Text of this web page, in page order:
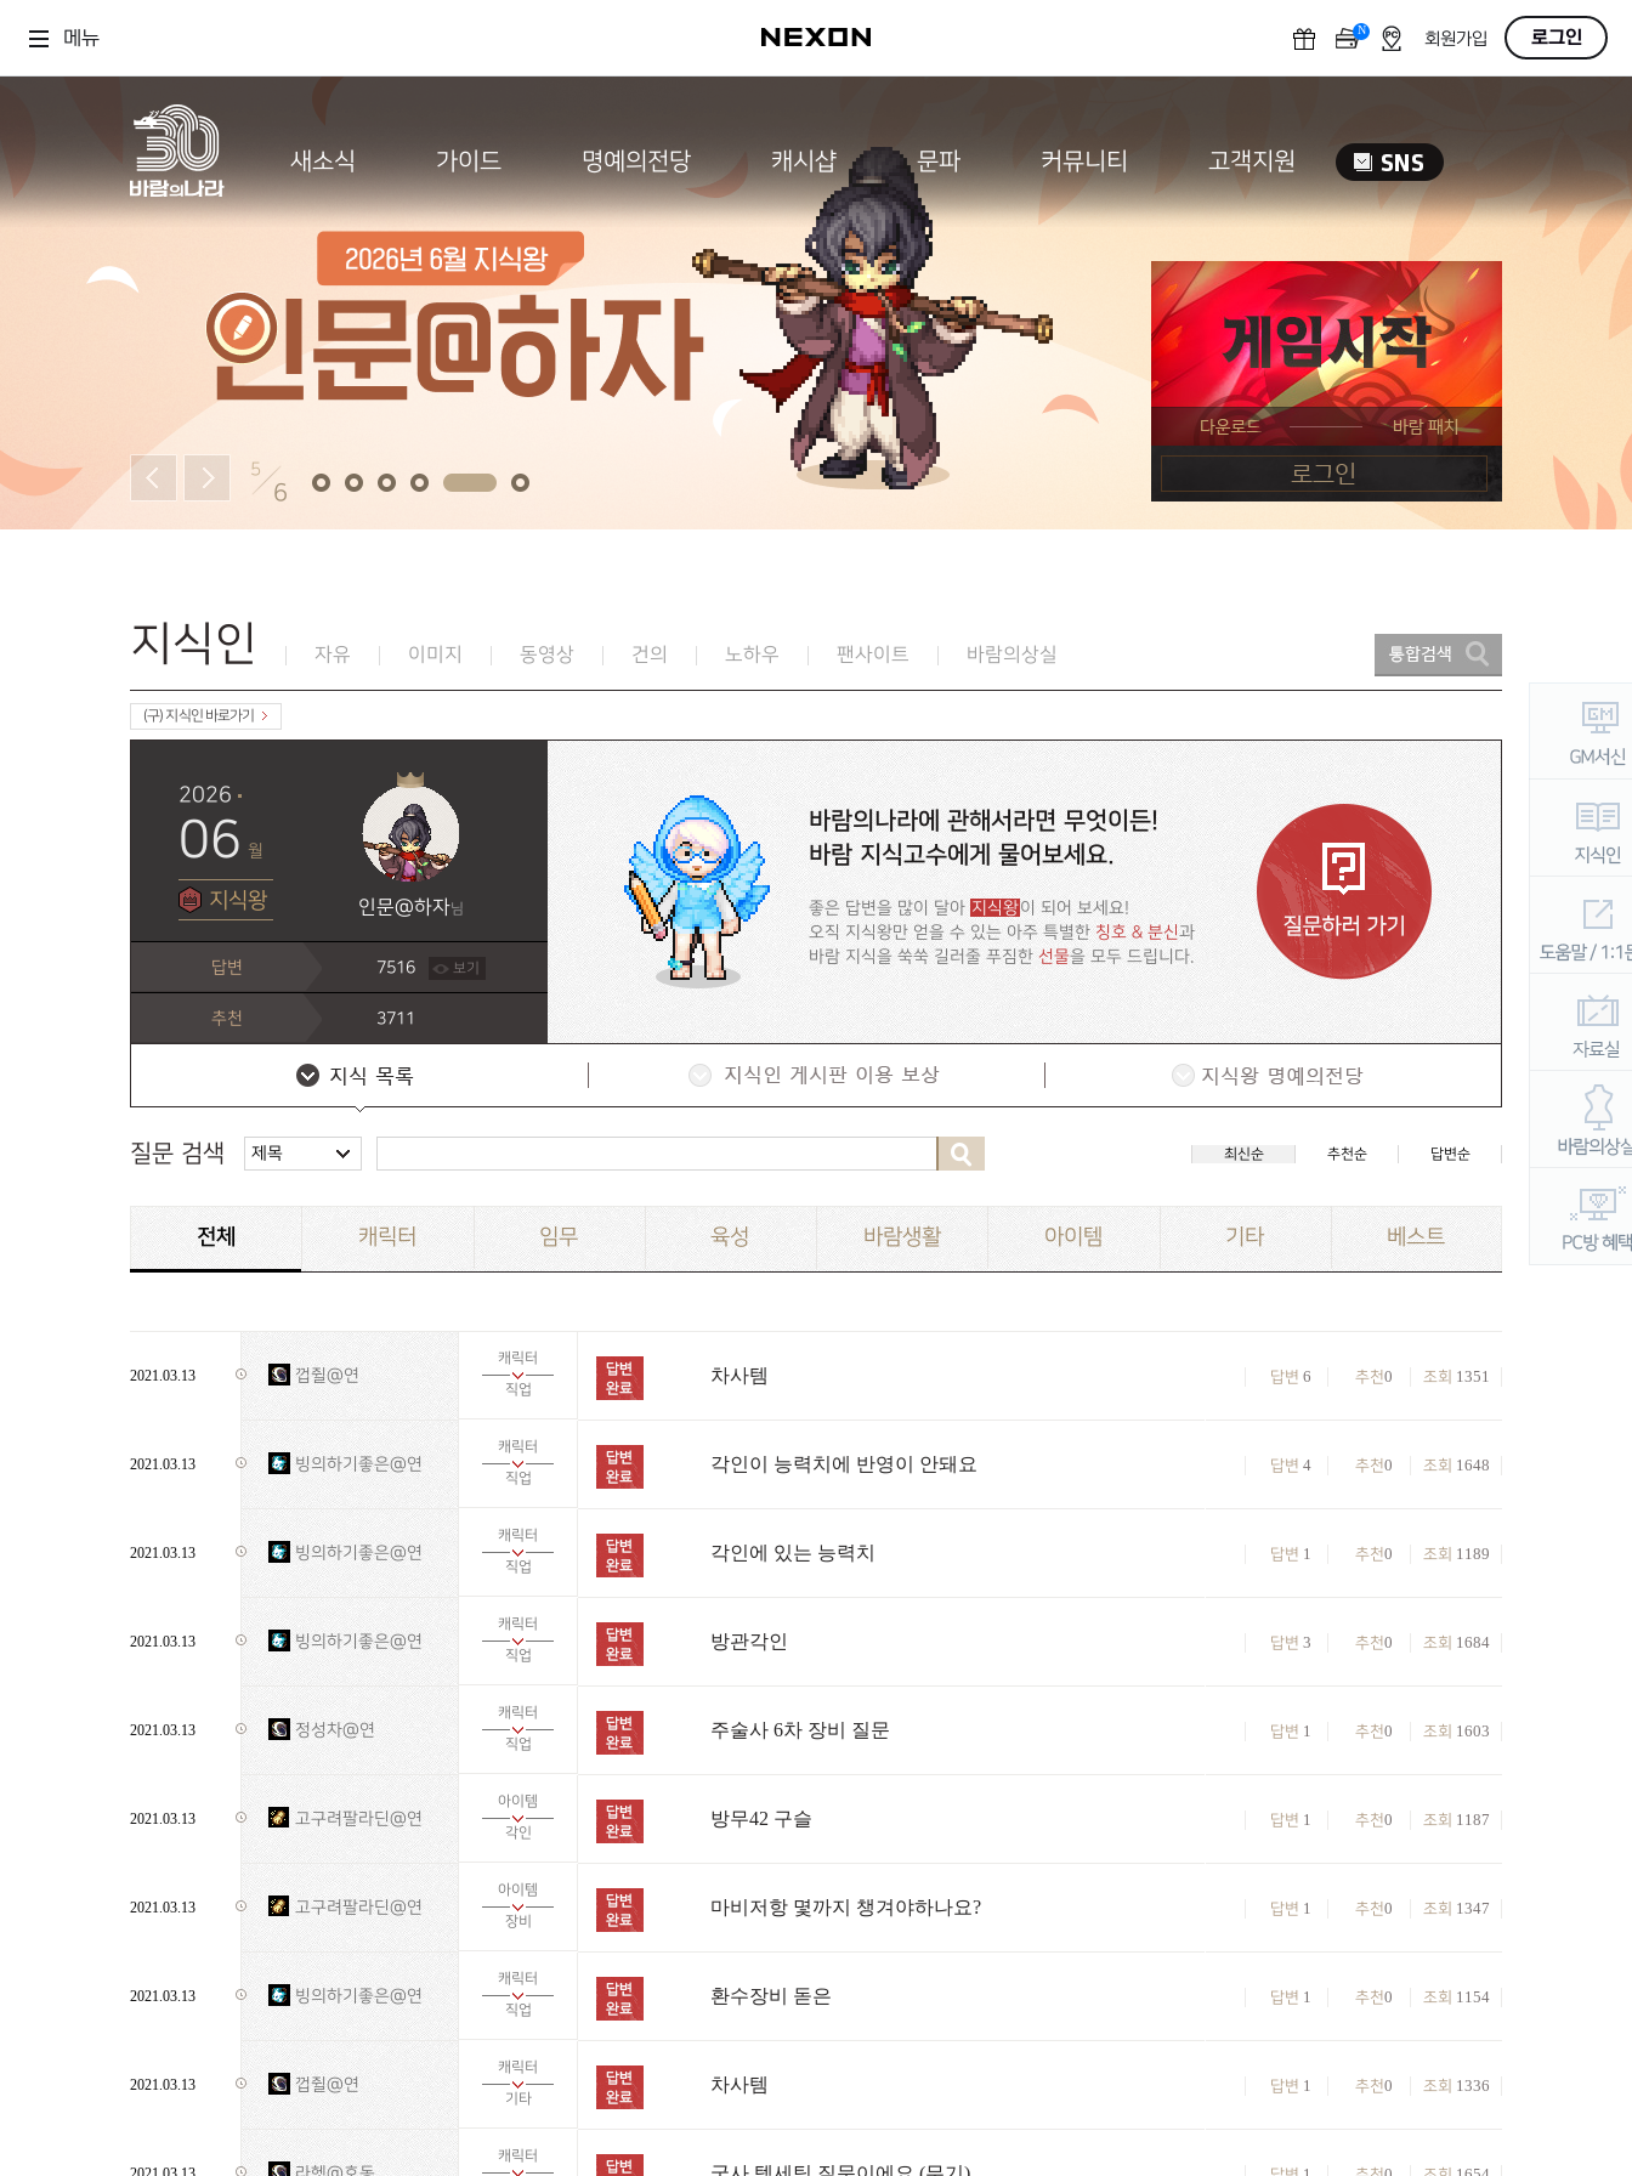
메뉴 N OFF회원가입 로그인
새소식 가이드 명예의전당 캐시샵 문파 커뮤니티 고객지원
5
6
지식인 자유 이미지 동영상 건의 노하우 팬사이트 바람의상실
(구) 지식인 바로가기
2026
06 월
지식왕 인문@하자님
답변 7516 보기
추천 3711
바람의나라에 관해서라면 무엇이든!
바람 지식고수에게 물어보세요.
좋은 답변을 많이 달아 지식왕이 되어 보세요!
오직 지식왕만 얻을 수 있는 아주 특별한칭호 & 분신과
바람 지식을 쑥쑥 길러줄 푸짐한선물을 모두 드립니다.
질문 검색 제목 최신순 추천순 답변순
전체 캐릭터 임무 육성 바람생활 아이템 기타 베스트
2021.03.13 껍쥘@연
캐릭터
직업
차사템 조회 1351
추천0
답변 6
2021.03.13 빙의하기좋은@연
캐릭터
직업
각인이 능력치에 반영이 안돼요 조회 1648
추천0
답변 4
2021.03.13 빙의하기좋은@연
캐릭터
직업
각인에 있는 능력치 조회 1189
추천0
답변 1
2021.03.13 빙의하기좋은@연
캐릭터
직업
방관각인 조회 1684
추천0
답변 3
2021.03.13 정성차@연
캐릭터
직업
주술사 6차 장비 질문 조회 1603
추천0
답변 1
2021.03.13 고구려팔라딘@연
아이템
각인
방무42 구슬 조회 1187
추천0
답변 1
2021.03.13 고구려팔라딘@연
아이템
장비
마비저항 몇까지 챙겨야하나요? 조회 1347
추천0
답변 1
2021.03.13 빙의하기좋은@연
캐릭터
직업
환수장비 돋은 조회 1154
추천0
답변 1
2021.03.13 껍쥘@연
캐릭터
기타
차사템 조회 1336
추천0
답변 1
캐릭터